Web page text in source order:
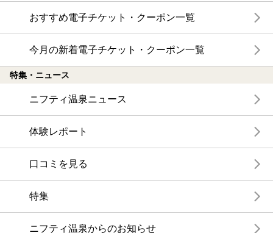
おすすめ電子チケット・クーポン一覧
今月の新着電子チケット・クーポン一覧
特集・ニュース
ニフティ温泉ニュース
体験レポート
口コミを見る
特集
ニフティ温泉からのお知らせ